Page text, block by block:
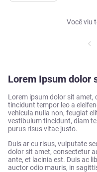
Você viu
Lorem Ipsum dolor
Lorem ipsum dolor sit amet,
tincidunt tempor leo a
vehicula nulla non, feugiat
vestibulum tincidunt, diam
purus risus vitae justo.
Duis ar cu risus, vulputate
dolor sit amet, consectetur
ante, et lacinia est. Duis ac
auctor odio mauris, in